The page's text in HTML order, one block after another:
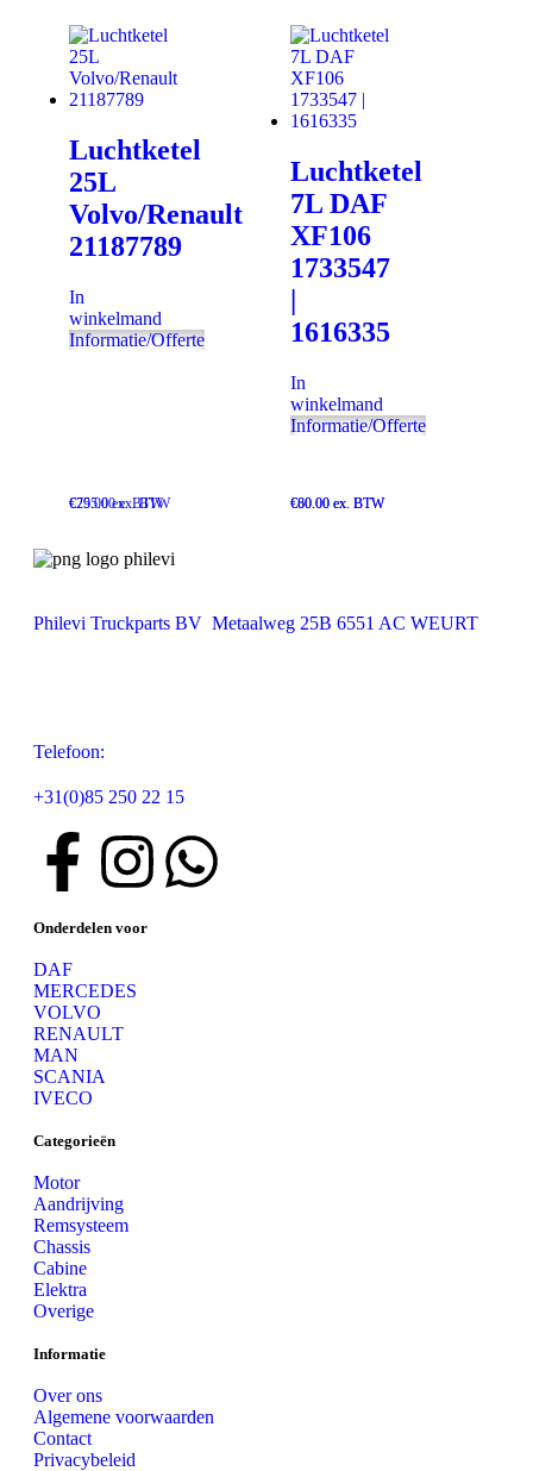
€295.00 ex. BTW €60.00 ex. BTW
Luchtketel
25L
Volvo/Renault
21187789
€75.00 ex. BTW
In
winkelmand
Informatie/Offerte
Luchtketel
7L DAF
XF106
1733547
|
1616335
€80.00 ex. BTW
In
winkelmand
Informatie/Offerte
Philevi Truckparts BV Metaalweg 25B 6551 AC WEURT
Telefoon:
+31(0)85 250 22 15
Onderdelen voor
DAF
MERCEDES
VOLVO
RENAULT
MAN
SCANIA
IVECO
Categorieën
Motor
Aandrijving
Remsysteem
Chassis
Cabine
Elektra
Overige
Informatie
Over ons
Algemene voorwaarden
Contact
Privacybeleid